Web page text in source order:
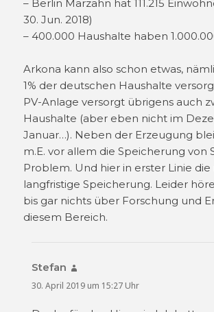
– Berlin Marzahn hat 111.215
30. Jun. 2018)
– 400.000 Haushalte haben
Arkona kann also schon etwas,
1% der deutschen Haushalte
PV-Anlage versorgt übrigens auch
Haushalte (aber eben nicht im
Januar…). Neben der Erzeugung
m.E. vor allem die Speicherung von
Problem. Und hier in erster Linie
langfristige Speicherung. Leider
bis gar nichts über Forschung und
diesem Bereich.
Stefan
30. April 2019 um 15:27 Uhr